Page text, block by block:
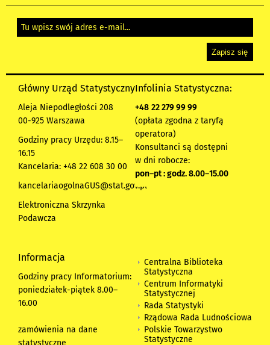
Główny Urząd Statystyczny
Aleja Niepodległości 208
00-925 Warszawa
Godziny pracy Urzędu: 8.15–
16.15
Kancelaria: +48 22 608 30 00
kancelariaogolnaGUS@stat.gov.pl
Elektroniczna Skrzynka
Podawcza
Infolinia Statystyczna:
+48 22 279 99 99
(opłata zgodna z taryfą
operatora)
Konsultanci są dostępni
w dni robocze:
pon–pt : godz. 8.00–15.00
Informacja
Godziny pracy Informatorium:
poniedziałek-piątek 8.00–
16.00
zamówienia na dane
Centralna Biblioteka
Statystyczna
Centrum Informatyki
Statystycznej
Rada Statystyki
Rządowa Rada Ludnościowa
Polskie Towarzystwo
Statystyczne